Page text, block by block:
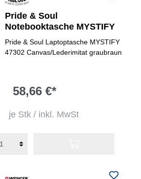
Pride & Soul
Notebooktasche MYSTIFY
Pride & Soul Laptoptasche MYSTIFY
47302 Canvas/Lederimitat graubraun
58,66 €*
je Stk / inkl. MwSt